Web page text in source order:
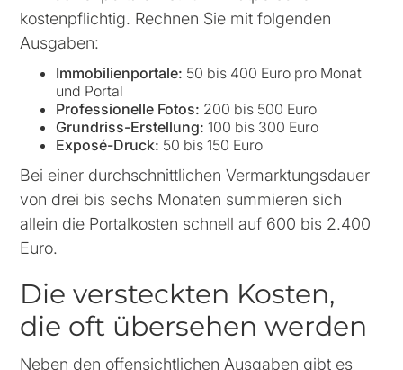
kostenpflichtig. Rechnen Sie mit folgenden
Ausgaben:
Immobilienportale: 50 bis 400 Euro pro Monat
und Portal
Professionelle Fotos: 200 bis 500 Euro
Grundriss-Erstellung: 100 bis 300 Euro
Exposé-Druck: 50 bis 150 Euro
Bei einer durchschnittlichen Vermarktungsdauer
von drei bis sechs Monaten summieren sich
allein die Portalkosten schnell auf 600 bis 2.400
Euro.
Die versteckten Kosten,
die oft übersehen werden
Neben den offensichtlichen Ausgaben gibt es